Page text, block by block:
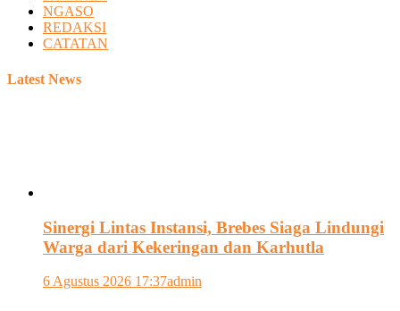
NGASO
REDAKSI
CATATAN
Latest News
Sinergi Lintas Instansi, Brebes Siaga Lindungi
Warga dari Kekeringan dan Karhutla
6 Agustus 2026 17:37admin